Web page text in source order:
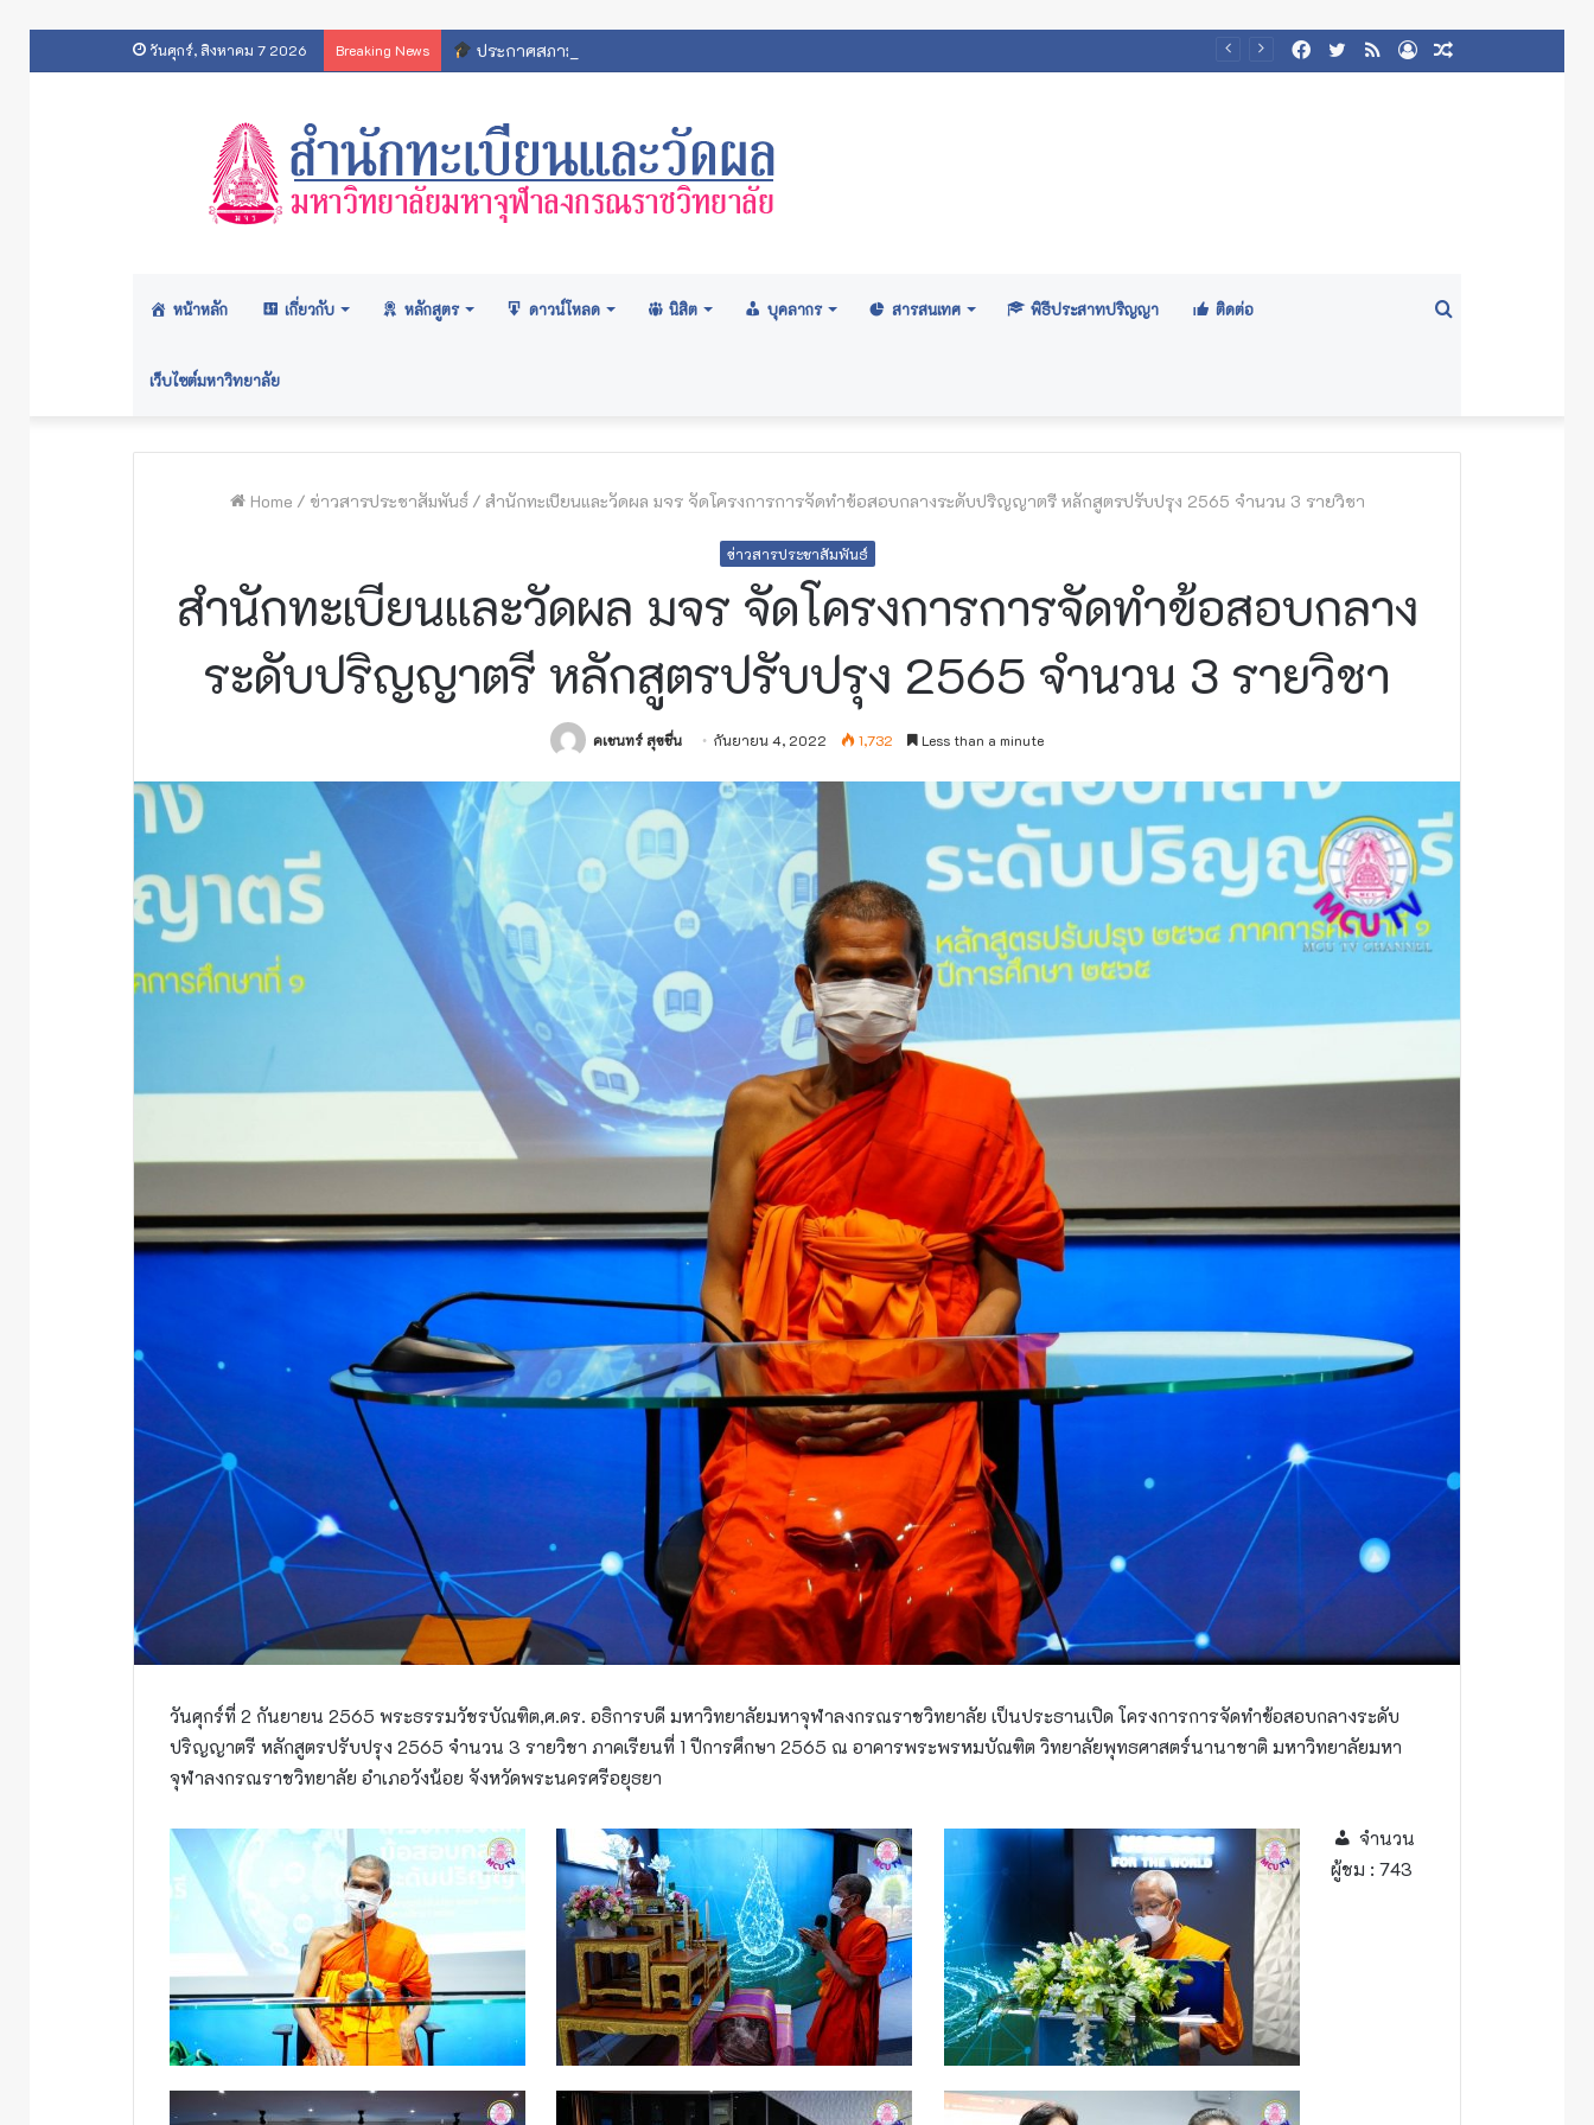
วันศุกร์, สิงหาคม 7 2026 Breaking News ประกาศสภามหาวิทยาลัย: อนุมัติปริญญา ระดับปริญญาตรี รุ่นที่ ๗๑ (ครั้งที่ ๒/๒๕๖๙)
Log
RSS
Twitter
Facebook
หน้าหลัก เกี่ยวกับ หลักสูตร ดาวน์โหลด นิสิต บุคลากร สารสนเทศ พิธีประสาทปริญญา ติดต่อ
เว็บไซต์มหาวิทยาลัย
Home / ข่าวสารประชาสัมพันธ์ / สำนักทะเบียนและวัดผล มจร จัดโครงการการจัดทำข้อสอบกลางระดับปริญญาตรี หลักสูตรปรับปรุง 2565 จำนวน 3 รายวิชา
ข่าวสารประชาสัมพันธ์
สำนักทะเบียนและวัดผล มจร จัดโครงการการจัดทำข้อสอบกลาง
ระดับปริญญาตรี หลักสูตรปรับปรุง 2565 จำนวน 3 รายวิชา
คเชนทร์ สุขชื่น กันยายน 4, 2022 1,732 Less than a minute
วันศุกร์ที่ 2 กันยายน 2565 พระธรรมวัชรบัณฑิต,ศ.ดร. อธิการบดี มหาวิทยาลัยมหาจุฬาลงกรณราชวิทยาลัย เป็นประธานเปิด โครงการการจัดทำข้อสอบกลางระดับ
ปริญญาตรี หลักสูตรปรับปรุง 2565 จำนวน 3 รายวิชา ภาคเรียนที่ 1 ปีการศึกษา 2565 ณ อาคารพระพรหมบัณฑิต วิทยาลัยพุทธศาสตร์นานาชาติ มหาวิทยาลัยมหา
จุฬาลงกรณราชวิทยาลัย อำเภอวังน้อย จังหวัดพระนครศรีอยุธยา
จำนวน
ผู้ชม : 743